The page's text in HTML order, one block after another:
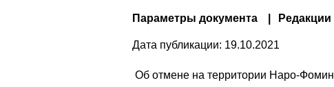
Параметры документа Редакции
Дата публикации: 19.10.2021
Об отмене на территории Наро-